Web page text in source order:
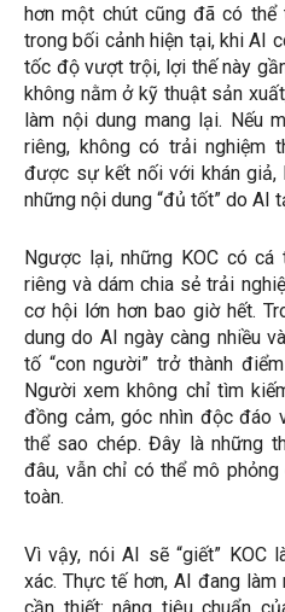
hơn một chút cũng đã có
trong bối cảnh hiện tại, khi AI
tốc độ vượt trội, lợi thế này
không nằm ở kỹ thuật sản
làm nội dung mang lại. Nếu
riêng, không có trải nghiệm
được sự kết nối với khán
những nội dung “đủ tốt” do AI
Ngược lại, những KOC có cá
riêng và dám chia sẻ trải
cơ hội lớn hơn bao giờ hết.
dung do AI ngày càng nhiều
tố “con người” trở thành
Người xem không chỉ tìm
đồng cảm, góc nhìn độc đáo
thể sao chép. Đây là những
đâu, vẫn chỉ có thể mô
toàn.
Vì vậy, nói AI sẽ “giết” KOC
xác. Thực tế hơn, AI đang